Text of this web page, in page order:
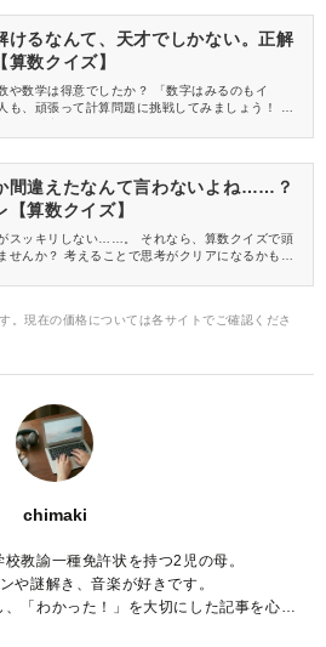
けるなんて、天才でしかない。正解
数クイズ】
や数学は得意でしたか？ 「数字はみるのもイ
も、頑張って計算問題に挑戦してみましょう！ 今
間違えたなんて言わないよね……？
【算数クイズ】
スッキリしない……。 それなら、算数クイズで頭
せんか？ 考えることで思考がクリアになるかもし
。現在の価格については各サイトでご確認くださ
chimaki
教諭一種免許状を持つ2児の母。
や謎解き、音楽が好きです。
「わかった！」を大切にした記事を心が